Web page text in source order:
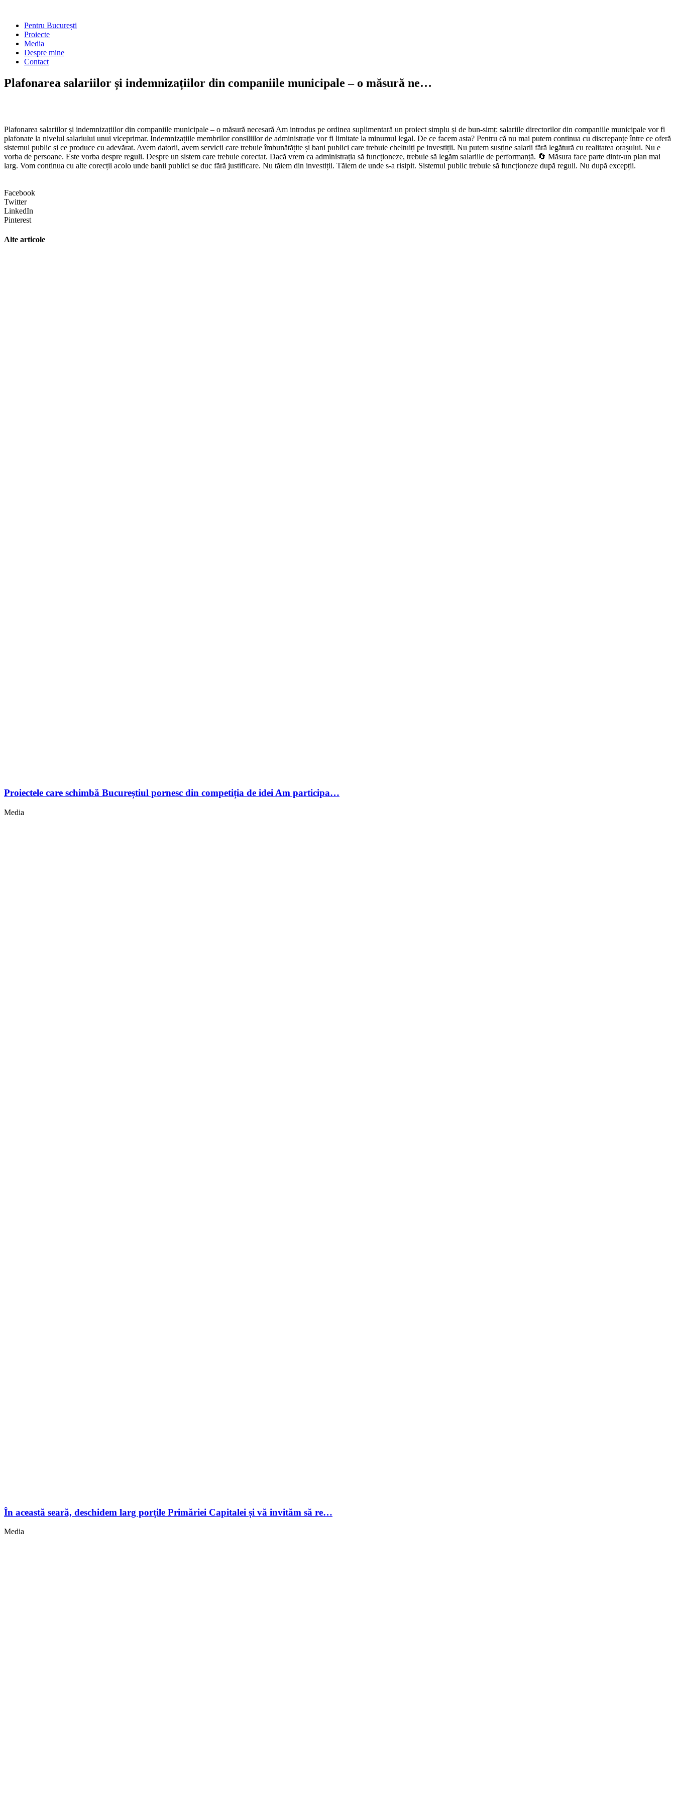
content
Main
Menu
Pentru București
Proiecte
Media
Despre mine
Contact
Plafonarea salariilor și indemnizațiilor din companiile municipale – o măsură ne…
Plafonarea salariilor și indemnizațiilor din companiile municipale – o măsură necesară Am introdus pe ordinea suplimentară un proiect simplu și de bun-simț: salariile directorilor din companiile municipale vor fi
plafonate la nivelul salariului unui viceprimar. Indemnizațiile membrilor consiliilor de administrație vor fi limitate la minumul legal. De ce facem asta? Pentru că nu mai putem continua cu discrepanțe între ce oferă
sistemul public și ce produce cu adevărat. Avem datorii, avem servicii care trebuie îmbunătățite și bani publici care trebuie cheltuiți pe investiții. Nu putem susține salarii fără legătură cu realitatea orașului. Nu e
vorba de persoane. Este vorba despre reguli. Despre un sistem care trebuie corectat. Dacă vrem ca administrația să funcționeze, trebuie să legăm salariile de performanță. 🔄 Măsura face parte dintr-un plan mai
larg. Vom continua cu alte corecții acolo unde banii publici se duc fără justificare. Nu tăiem din investiții. Tăiem de unde s-a risipit. Sistemul public trebuie să funcționeze după reguli. Nu după excepții.
Facebook
Twitter
LinkedIn
Pinterest
Alte articole
Proiectele care schimbă Bucureștiul pornesc din competiția de idei Am participa…
Media
În această seară, deschidem larg porțile Primăriei Capitalei și vă invităm să re…
Media